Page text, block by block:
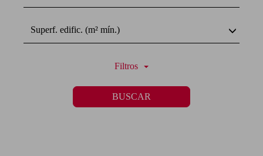
Superf. edific. (m² mín.)
Filtros
BUSCAR